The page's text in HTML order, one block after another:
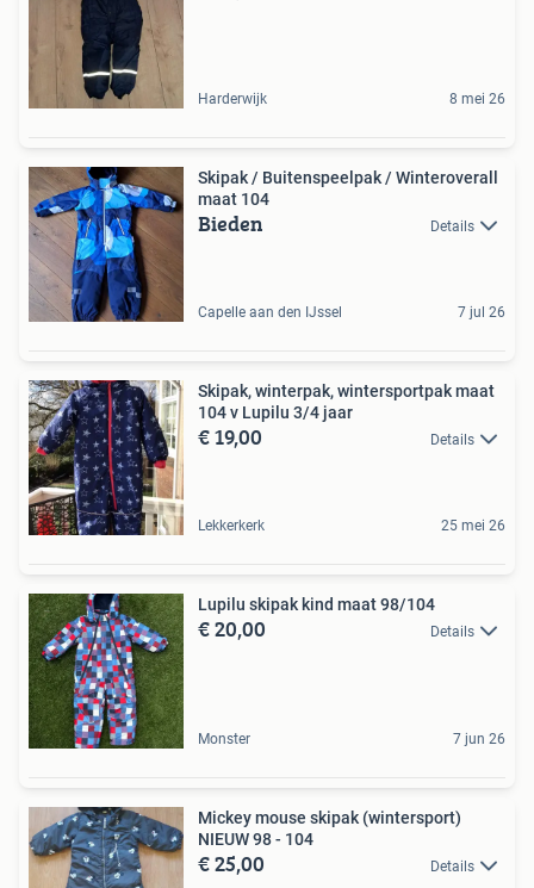
Harderwijk 8 mei 26
Skipak / Buitenspeelpak / Winteroverall
maat 104
Bieden Details
Capelle aan den IJssel 7 jul 26
Skipak, winterpak, wintersportpak maat
104 v Lupilu 3/4 jaar
€ 19,00 Details
Lekkerkerk 25 mei 26
Lupilu skipak kind maat 98/104
€ 20,00 Details
Monster 7 jun 26
Mickey mouse skipak (wintersport)
NIEUW 98 - 104
€ 25,00 Details